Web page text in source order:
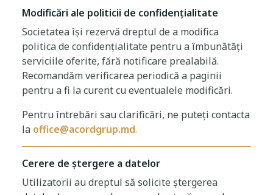
Modificări ale politicii de confidențialitate
Societatea își rezervă dreptul de a modifica
politica de confidențialitate pentru a îmbunătăți
serviciile oferite, fără notificare prealabilă.
Recomandăm verificarea periodică a paginii
pentru a fi la curent cu eventualele modificări.
Pentru întrebări sau clarificări, ne puteți contacta
la office@acordgrup.md.
Cerere de ștergere a datelor
Utilizatorii au dreptul să solicite ștergerea